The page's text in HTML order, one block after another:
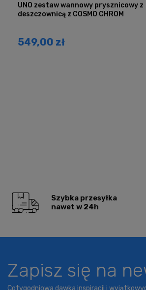
UNO zestaw wannowy prysznicowy z
deszczownicą z COSMO CHROM
549,00 zł
Szybka przesyłka
nawet w 24h
Zapisz się na
Cotygodniowa dawka inspiracji i